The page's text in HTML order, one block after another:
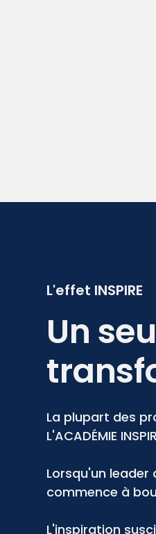
L'effet INSPIRE
Un
La plupart des
L'ACADÉMIE
Lorsqu'un
commence à
L'inspiration